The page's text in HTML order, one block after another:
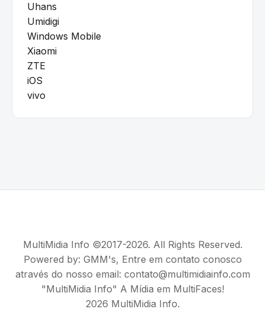
Uhans
Umidigi
Windows Mobile
Xiaomi
ZTE
iOS
vivo
MultiMidia Info ©2017-2026. All Rights Reserved.
Powered by: GMM's, Entre em contato conosco
através do nosso email: contato@multimidiainfo.com
"MultiMidia Info" A Mídia em MultiFaces!
2026 MultiMidia Info.